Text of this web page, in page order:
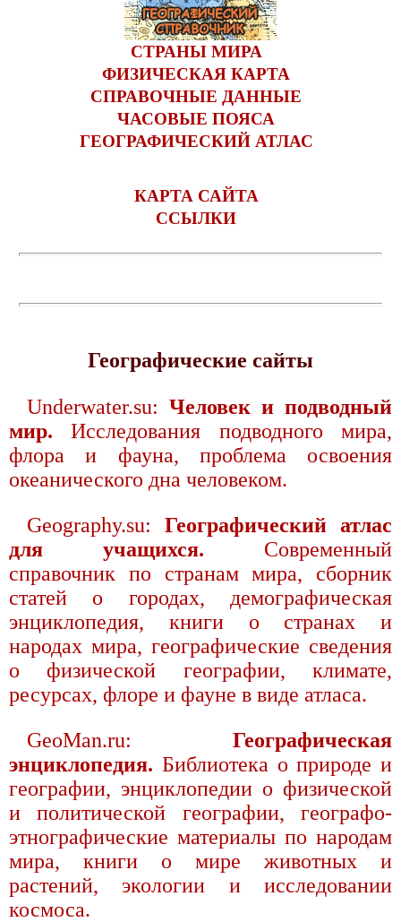
СТРАНЫ МИРА
ФИЗИЧЕСКАЯ КАРТА
СПРАВОЧНЫЕ ДАННЫЕ
ЧАСОВЫЕ ПОЯСА
ГЕОГРАФИЧЕСКИЙ АТЛАС
КАРТА САЙТА
ССЫЛКИ
Географические сайты
Underwater.su: Человек и подводный
мир. Исследования подводного мира,
флора и фауна, проблема освоения
океанического дна человеком.
Geography.su: Географический атлас
для учащихся. Современный
справочник по странам мира, сборник
статей о городах, демографическая
энциклопедия, книги о странах и
народах мира, географические сведения
о физической географии, климате,
ресурсах, флоре и фауне в виде атласа.
GeoMan.ru: Географическая
энциклопедия. Библиотека о природе и
географии, энциклопедии о физической
и политической географии, географо-
этнографические материалы по народам
мира, книги о мире животных и
растений, экологии и исследовании
космоса.